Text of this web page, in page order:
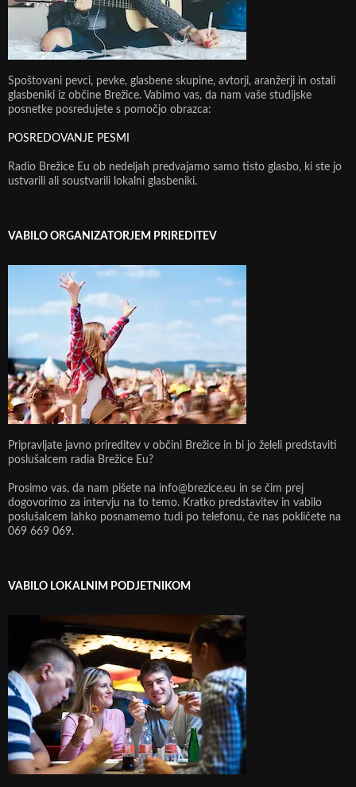
Spoštovani pevci, pevke, glasbene skupine, avtorji, aranžerji in ostali
glasbeniki iz občine Brežice. Vabimo vas, da nam vaše studijske
posnetke posredujete s pomočjo obrazca:
POSREDOVANJE PESMI
Radio Brežice Eu ob nedeljah predvajamo samo tisto glasbo, ki ste jo
ustvarili ali soustvarili lokalni glasbeniki.
VABILO ORGANIZATORJEM PRIREDITEV
Pripravljate javno prireditev v občini Brežice in bi jo želeli predstaviti
poslušalcem radia Brežice Eu?
Prosimo vas, da nam pišete na info@brezice.eu in se čim prej
dogovorimo za intervju na to temo. Kratko predstavitev in vabilo
poslušalcem lahko posnamemo tudi po telefonu, če nas pokličete na
069 669 069.
VABILO LOKALNIM PODJETNIKOM